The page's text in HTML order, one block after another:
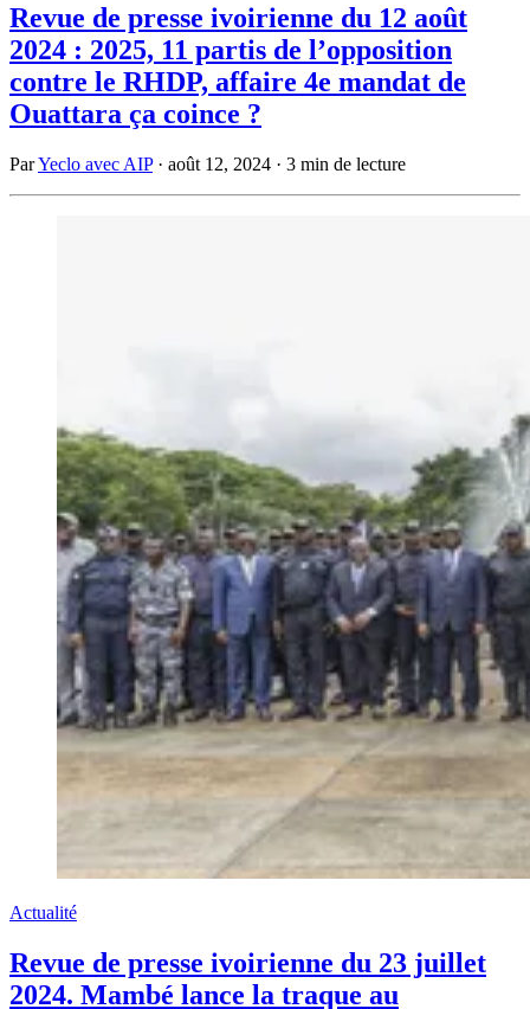
Revue de presse ivoirienne du 12 août
2024 : 2025, 11 partis de l’opposition
contre le RHDP, affaire 4e mandat de
Ouattara ça coince ?
ParYeclo avec AIP · août 12, 2024 · 3 min de lecture
Actualité
Revue de presse ivoirienne du 23 juillet
2024. Mambé lance la traque au